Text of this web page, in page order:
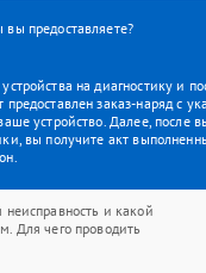
предоставляете?
на диагностику и
предоставлен заказ-наряд с
устройство. Далее, после
вы получите акт
и какой
Для чего проводить